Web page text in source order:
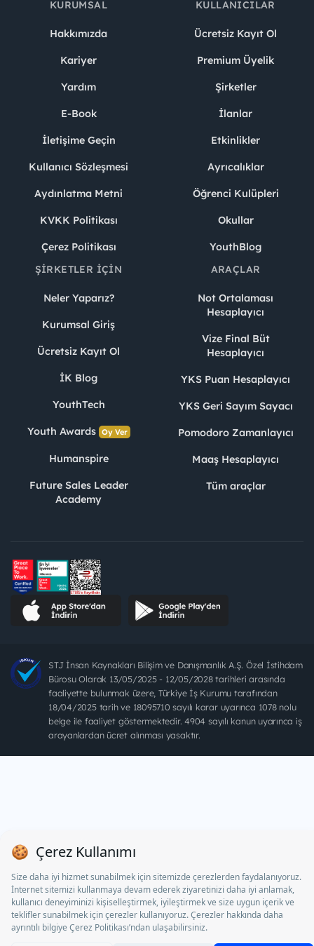
KURUMSAL
Hakkımızda
Kariyer
Yardım
E-Book
İletişime Geçin
Kullanıcı Sözleşmesi
Aydınlatma Metni
KVKK Politikası
Çerez Politikası
KULLANICILAR
Ücretsiz Kayıt Ol
Premium Üyelik
Şirketler
İlanlar
Etkinlikler
Ayrıcalıklar
Öğrenci Kulüpleri
Okullar
YouthBlog
ŞIRKETLER İÇIN
Neler Yaparız?
Kurumsal Giriş
Ücretsiz Kayıt Ol
İK Blog
YouthTech
Youth Awards Oy Ver
Humanspire
Future Sales Leader
Academy
ARAÇLAR
Not Ortalaması
Hesaplayıcı
Vize Final Büt
Hesaplayıcı
YKS Puan Hesaplayıcı
YKS Geri Sayım Sayacı
Pomodoro Zamanlayıcı
Maaş Hesaplayıcı
Tüm araçlar
STJ İnsan Kaynakları Bilişim ve Danışmanlık A.Ş. Özel İstihdam
Bürosu Olarak 13/05/2025 - 12/05/2028 tarihleri arasında
faaliyette bulunmak üzere, Türkiye İş Kurumu tarafından
18/04/2025 tarih ve 18095710 sayılı karar uyarınca 1078 nolu
belge ile faaliyet göstermektedir. 4904 sayılı kanun uyarınca iş
arayanlardan ücret alınması yasaktır.